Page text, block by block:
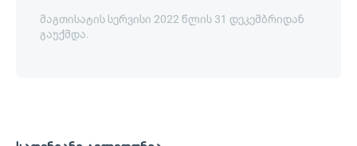
მაგთისატის სერვისი 2022 წლის 31 დეკემბრიდან
გაუქმდა.